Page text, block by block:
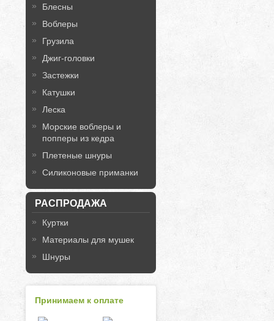
Блесны
Воблеры
Грузила
Джиг-головки
Застежки
Катушки
Леска
Морские воблеры и
попперы из кедра
Плетеные шнуры
Силиконовые приманки
РАСПРОДАЖА
Куртки
Материалы для мушек
Шнуры
Принимаем к оплате